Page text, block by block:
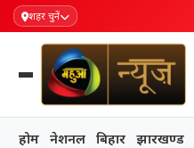
शहर चुनें
होम नेशनल बिहार झारखण्ड